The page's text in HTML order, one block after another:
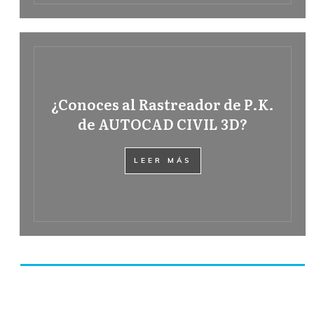
¿Conoces al Rastreador de P.K.
de AUTOCAD CIVIL 3D?
LEER MÁS